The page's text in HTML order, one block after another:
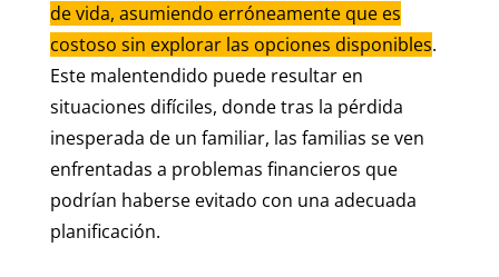
de vida, asumiendo erróneamente que es
costoso sin explorar las opciones disponibles.
Este malentendido puede resultar en
situaciones difíciles, donde tras la pérdida
inesperada de un familiar, las familias se ven
enfrentadas a problemas financieros que
podrían haberse evitado con una adecuada
planificación.